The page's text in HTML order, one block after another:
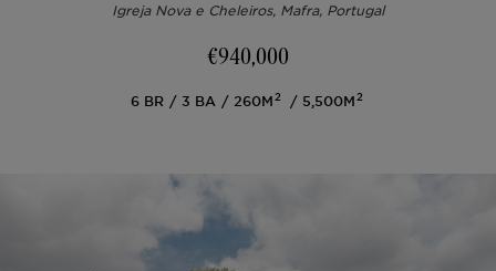
Igreja Nova e Cheleiros, Mafra, Portugal
€940,000
6BR 3 BA 260M2 5,500M2